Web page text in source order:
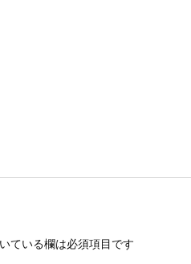
ている欄は必須項目です